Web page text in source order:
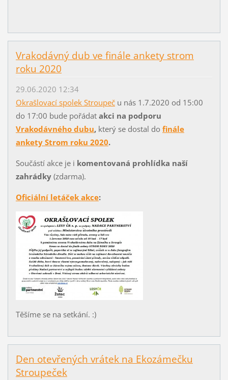
Vrakodávný dub ve finále ankety strom
roku 2020
29.06.2020 12:34
Okrašlovací spolek Stroupeču nás 1.7.2020 od 15:00
do 17:00 bude pořádat akci na podporu
Vrakodávného dubu, který se dostal do finále
ankety Strom roku 2020.
Součástí akce je i komentovaná prohlídka naší
zahrádky(zdarma).
Oficiální letáček akce:
Těšíme se na setkání. :)
Den otevřených vrátek na Ekozámečku
Stroupeček